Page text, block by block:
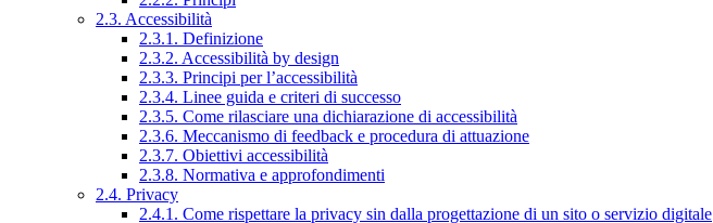
2.3. Accessibilità
2.3.1. Definizione
2.3.2. Accessibilità by design
2.3.3. Principi per l’accessibilità
2.3.4. Linee guida e criteri di successo
2.3.5. Come rilasciare una dichiarazione di accessibilità
2.3.6. Meccanismo di feedback e procedura di attuazione
2.3.7. Obiettivi accessibilità
2.3.8. Normativa e approfondimenti
2.4. Privacy
2.4.1. Come rispettare la privacy sin dalla progettazione di un sito o servizio digitale